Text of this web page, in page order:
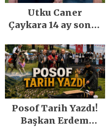
Utku Caner
Çaykara 14 ay sonra
kavuştu
Posof Tarih Yazdı!
Başkan Erdem